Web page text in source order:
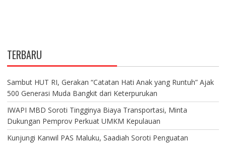
TERBARU
Sambut HUT RI, Gerakan “Catatan Hati Anak yang Runtuh” Ajak
500 Generasi Muda Bangkit dari Keterpurukan
IWAPI MBD Soroti Tingginya Biaya Transportasi, Minta
Dukungan Pemprov Perkuat UMKM Kepulauan
Kunjungi Kanwil PAS Maluku, Saadiah Soroti Penguatan